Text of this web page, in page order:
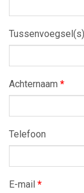
Tussenvoegsel(s)
Achternaam *
Telefoon
E-mail *